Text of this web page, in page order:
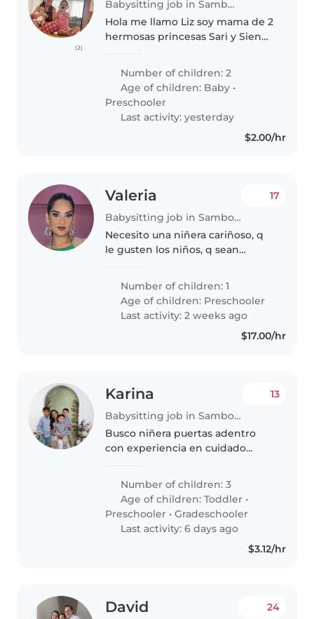
(2)
Babysitting job in Samborondón
Hola me llamo Liz soy mama de 2
hermosas princesas Sari y Sienni,
alimentadas bien vestidas. La
rutina y paciencia y el respeto
hacia un ser pequeño..
Number of children: 2
Age of children: Baby •
Preschooler
Last activity: yesterday
$2.00/hr
Valeria
Babysitting job in Samborondón
17
Necesito una niñera cariñoso, q
le gusten los niños, q sean
paciencia cuando mi hijo se
demore en comer, que sean
proactivas , q busquen
soluciones.
Number of children: 1
Age of children: Preschooler
Last activity: 2 weeks ago
$17.00/hr
Karina
Babysitting job in Samborondón
13
Busco niñera puertas adentro
con experiencia en cuidado
fines de semana (viernes a lunes
9 am Se necesita una persona: *
Dinámica y con mucha..
Number of children: 3
Age of children:Toddler •
Preschooler •Gradeschooler
Last activity: 6 days ago
$3.12/hr
David 24